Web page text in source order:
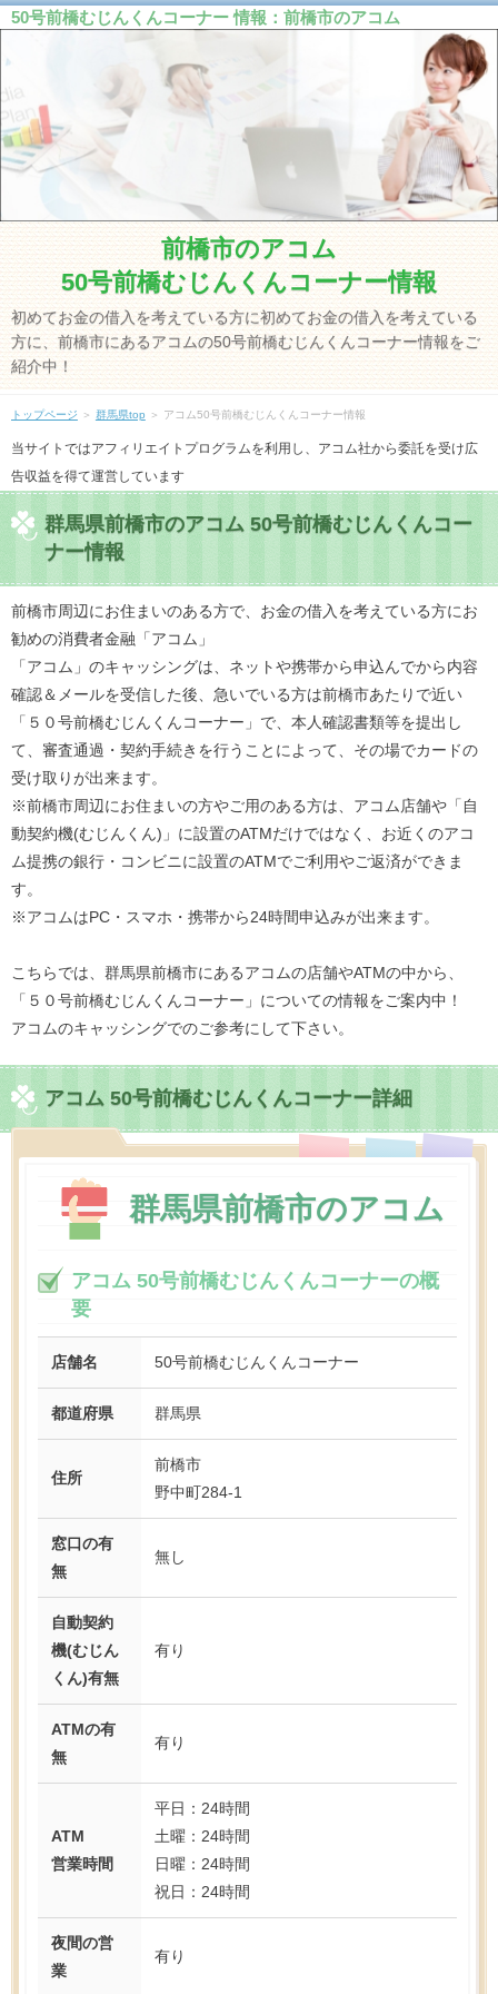
50号前橋むじんくんコーナー 情報：前橋市のアコム
前橋市のアコム
50号前橋むじんくんコーナー情報
初めてお金の借入を考えている方に初めてお金の借入を考えている
方に、前橋市にあるアコムの50号前橋むじんくんコーナー情報をご
紹介中！
トップページ ＞ 群馬県top ＞ アコム50号前橋むじんくんコーナー情報
当サイトではアフィリエイトプログラムを利用し、アコム社から委託を受け広
告収益を得て運営しています
群馬県前橋市のアコム 50号前橋むじんくんコー
ナー情報
前橋市周辺にお住まいのある方で、お金の借入を考えている方にお
勧めの消費者金融「アコム」
「アコム」のキャッシングは、ネットや携帯から申込んでから内容
確認＆メールを受信した後、急いでいる方は前橋市あたりで近い
「５０号前橋むじんくんコーナー」で、本人確認書類等を提出し
て、審査通過・契約手続きを行うことによって、その場でカードの
受け取りが出来ます。
※前橋市周辺にお住まいの方やご用のある方は、アコム店舗や「自
動契約機(むじんくん)」に設置のATMだけではなく、お近くのアコ
ム提携の銀行・コンビニに設置のATMでご利用やご返済ができま
す。
※アコムはPC・スマホ・携帯から24時間申込みが出来ます。
こちらでは、群馬県前橋市にあるアコムの店舗やATMの中から、
「５０号前橋むじんくんコーナー」についての情報をご案内中！
アコムのキャッシングでのご参考にして下さい。
アコム 50号前橋むじんくんコーナー詳細
群馬県前橋市のアコム
アコム 50号前橋むじんくんコーナーの概
要
店舗名 50号前橋むじんくんコーナー
都道府県 群馬県
住所
前橋市
野中町284-1
窓口の有
無
無し
自動契約
機(むじん
くん)有無
有り
ATMの有
無
有り
ATM
営業時間
平日：24時間
土曜：24時間
日曜：24時間
祝日：24時間
夜間の営
業
有り